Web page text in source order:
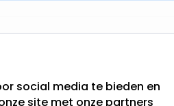
social media te bieden en
site met onze partners